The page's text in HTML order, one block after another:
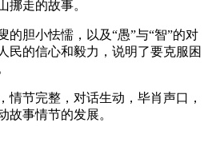
挪走的故事。
的胆小怯懦，以及“愚”与“智”的对
民的信心和毅力，说明了要克服困
情节完整，对话生动，毕肖声口，
故事情节的发展。